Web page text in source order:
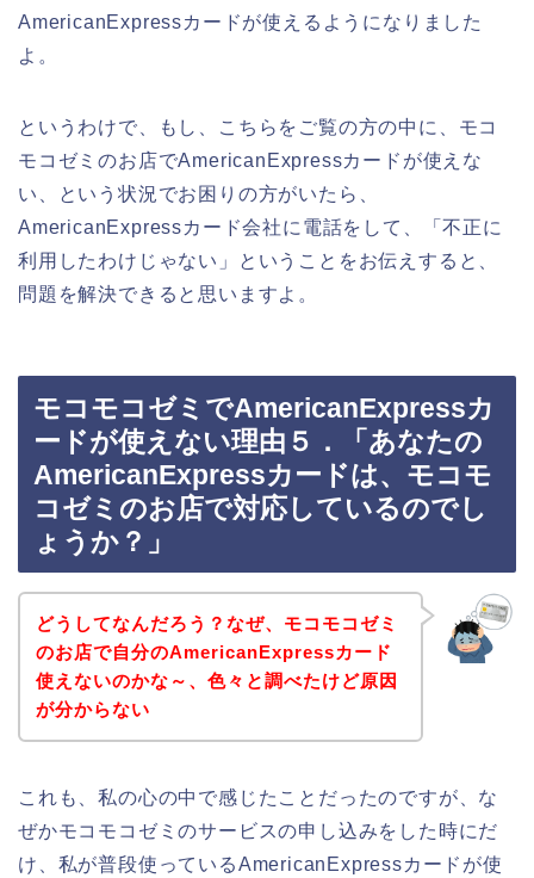
AmericanExpressカードが使えるようになりました
よ。
というわけで、もし、こちらをご覧の方の中に、モコ
モコゼミのお店でAmericanExpressカードが使えな
い、という状況でお困りの方がいたら、
AmericanExpressカード会社に電話をして、「不正に
利用したわけじゃない」ということをお伝えすると、
問題を解決できると思いますよ。
モコモコゼミでAmericanExpressカ
ードが使えない理由５．「あなたの
AmericanExpressカードは、モコモ
コゼミのお店で対応しているのでし
ょうか？」
どうしてなんだろう？なぜ、モコモコゼミ
のお店で自分のAmericanExpressカード
使えないのかな～、色々と調べたけど原因
が分からない
これも、私の心の中で感じたことだったのですが、な
ぜかモコモコゼミのサービスの申し込みをした時にだ
け、私が普段使っているAmericanExpressカードが使